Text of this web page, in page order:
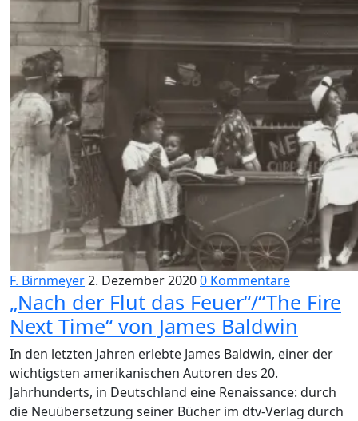
F. Birnmeyer2. Dezember 20200 Kommentare
„Nach der Flut das Feuer“/“The Fire
Next Time“ von James Baldwin
In den letzten Jahren erlebte James Baldwin, einer der
wichtigsten amerikanischen Autoren des 20.
Jahrhunderts, in Deutschland eine Renaissance: durch
die Neuübersetzung seiner Bücher im dtv-Verlag durch